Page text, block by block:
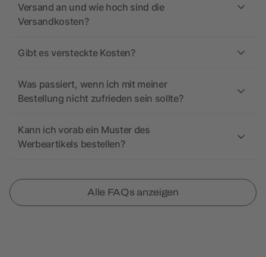
Versand an und wie hoch sind die
Versandkosten?
Gibt es versteckte Kosten?
Was passiert, wenn ich mit meiner
Bestellung nicht zufrieden sein sollte?
Kann ich vorab ein Muster des
Werbeartikels bestellen?
Alle FAQs anzeigen